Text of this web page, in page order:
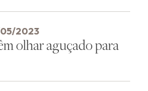
2023
olhar aguçado para